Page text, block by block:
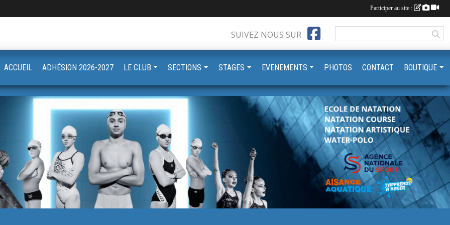
SUIVEZ NOUS SUR
ACCUEIL ADHÉSION 2026-2027 LE CLUB SECTIONS STAGES EVENEMENTS PHOTOS CONTACT BOUTIQUE
Participer au site :